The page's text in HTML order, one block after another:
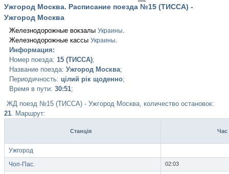
Ужгород Москва. Расписание поезда №15 (ТИССА) -
Ужгород Москва
Железнодорожные вокзалы Украины.
Железнодорожные кассы Украины.
Информация:
Номер поезда: 15 (ТИССА);
Название поезда: Ужгород Москва;
Периодичность: цілий рік щоденно;
Время в пути: 30:51;
ЖД поезд №15 (ТИССА) - Ужгород Москва, количество остановок:
21. Маршрут:
Станція Час
Ужгород
Чоп-Пас.
02:03